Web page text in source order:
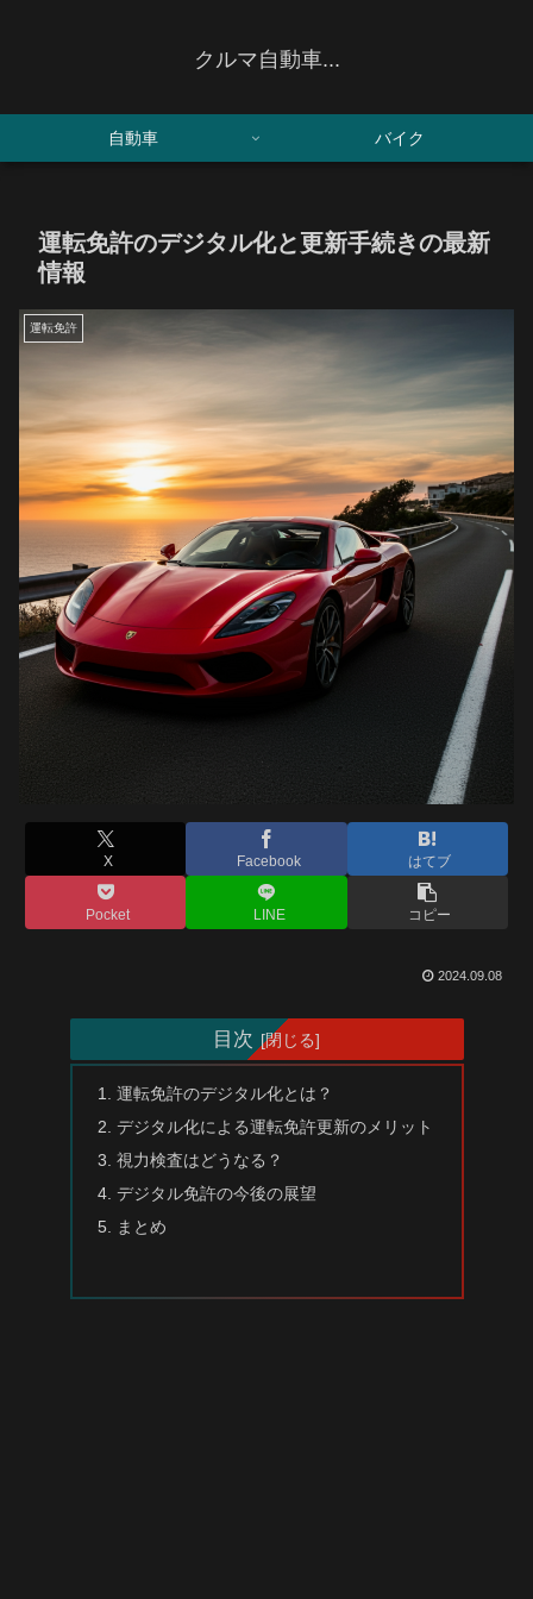
クルマ自動車...
自動車 バイク
運転免許のデジタル化と更新手続きの最新
情報
運転免許
X Facebook はてブ
Pocket LINE コピー
2024.09.08
目次
運転免許のデジタル化とは？
デジタル化による運転免許更新のメリット
視力検査はどうなる？
デジタル免許の今後の展望
まとめ